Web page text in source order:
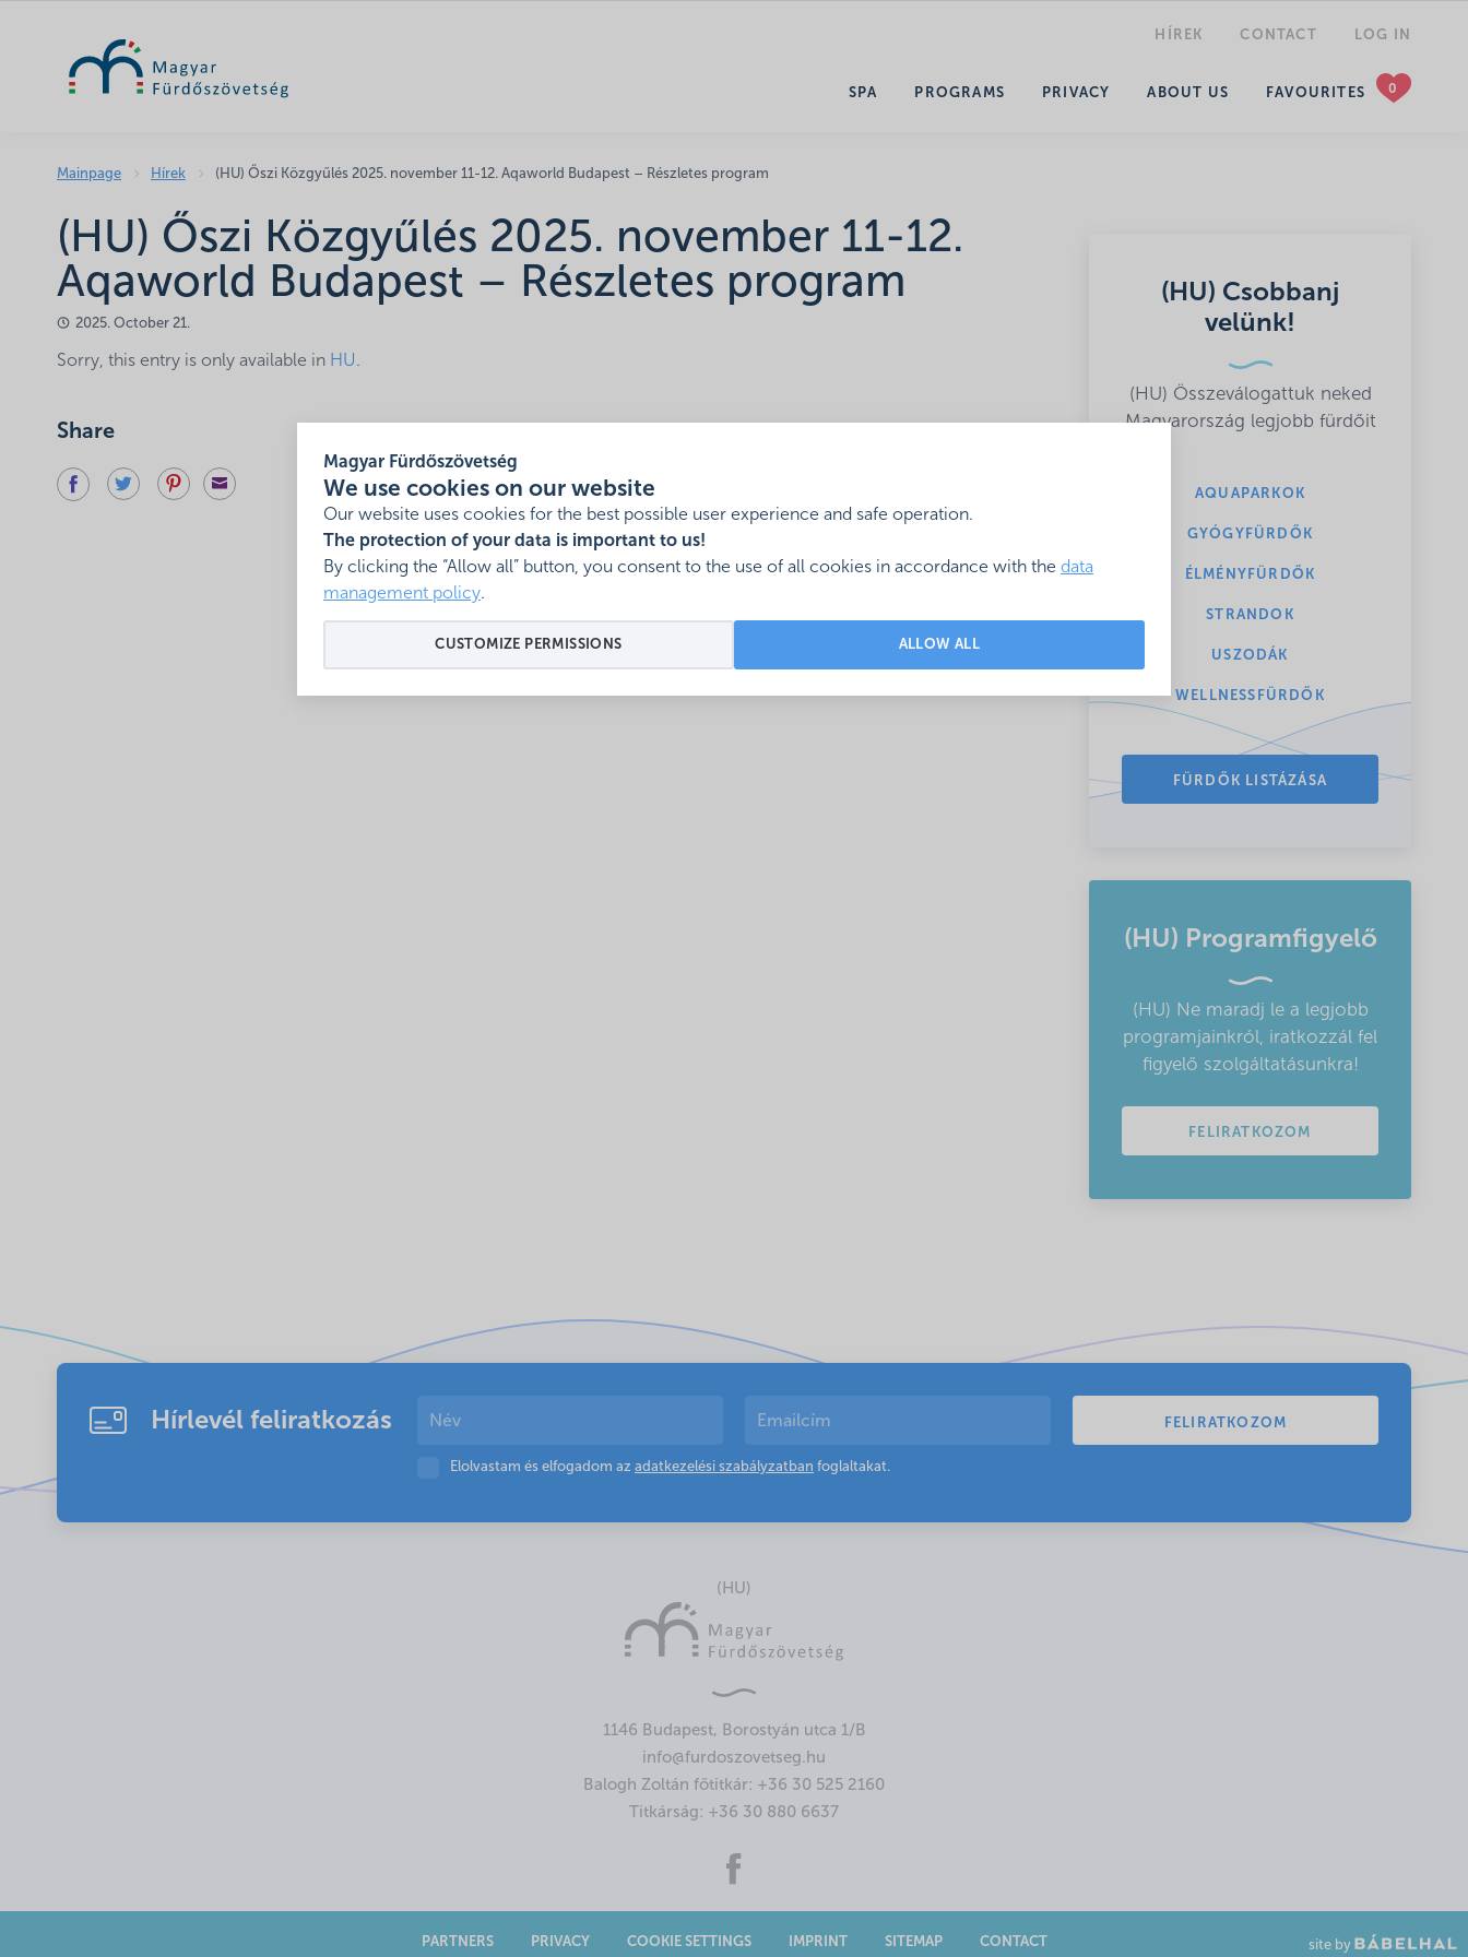
Magyar Fürdőszövetség
We use cookies on our website
Our website uses cookies for the best possible user experience and safe operation.
The protection of your data is important to us!
By clicking the “Allow all” button, you consent to the use of all cookies in accordance with the data
management policy.
ALLOW ALL
CUSTOMIZE PERMISSIONS
HÍREK CONTACT LOG IN
SPA PROGRAMS PRIVACY ABOUT US FAVOURITES
Mainpage Hírek (HU) Őszi Közgyűlés 2025. november 11-12. Aqaworld Budapest – Részletes program
(HU) Őszi Közgyűlés 2025. november 11-12.
Aqaworld Budapest – Részletes program
2025. October 21.
Sorry, this entry is only available in HU.
Share
(HU) Csobbanj
velünk!
(HU) Összeválogattuk neked
Magyarország legjobb fürdőit
AQUAPARKOK
GYÓGYFÜRDŐK
ÉLMÉNYFÜRDŐK
STRANDOK
USZODÁK
WELLNESSFÜRDŐK
FÜRDŐK LISTÁZÁSA
(HU) Programfigyelő
(HU) Ne maradj le a legjobb
programjainkról, iratkozzál fel
figyelő szolgáltatásunkra!
FELIRATKOZOM
Hírlevél feliratkozás
Elolvastam és elfogadom az adatkezelési szabályzatban foglaltakat.
(HU)
1146 Budapest, Borostyán utca 1/B
info@furdoszovetseg.hu
Balogh Zoltán főtitkár: +36 30 525 2160
Titkárság: +36 30 880 6637
PARTNERS PRIVACY COOKIE SETTINGS IMPRINT SITEMAP CONTACT site by